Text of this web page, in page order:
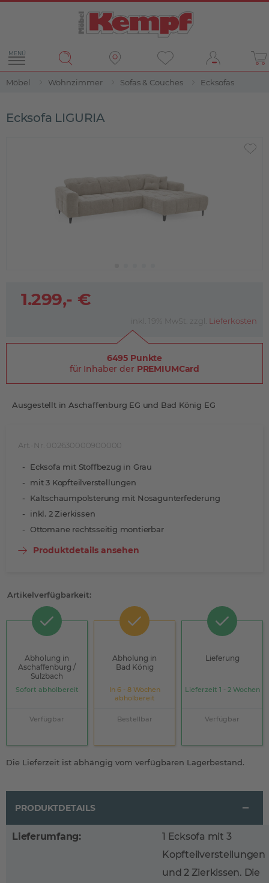
MENÜ
Möbel Wohnzimmer Sofas & Couches Ecksofas
Ecksofa LIGURIA
Art.-Nr. 002630000900000
Ecksofa mit Stoffbezug in Grau
mit 3 Kopfteilverstellungen
Kaltschaumpolsterung mit Nosagunterfederung
inkl. 2 Zierkissen
Ottomane rechtsseitig montierbar
Produktdetails ansehen
Artikelverfügbarkeit:
Abholung in
Aschaffenburg /
Sulzbach
Sofort abholbereit
Verfügbar
Abholung in
Bad König
In 6 - 8 Wochen
abholbereit
Bestellbar
Lieferung
Lieferzeit 1 - 2 Wochen
Verfügbar
Die Lieferzeit ist abhängig vom verfügbaren Lagerbestand.
1.299,- €
inkl. 19% MwSt. zzgl. Lieferkosten
6495 Punkte
für Inhaber der PREMIUMCard
Ausgestellt in Aschaffenburg EG und Bad König EG
PRODUKTDETAILS
Lieferumfang:
1 Ecksofa mit 3
Kopfteilverstellungen
und 2 Zierkissen. Die